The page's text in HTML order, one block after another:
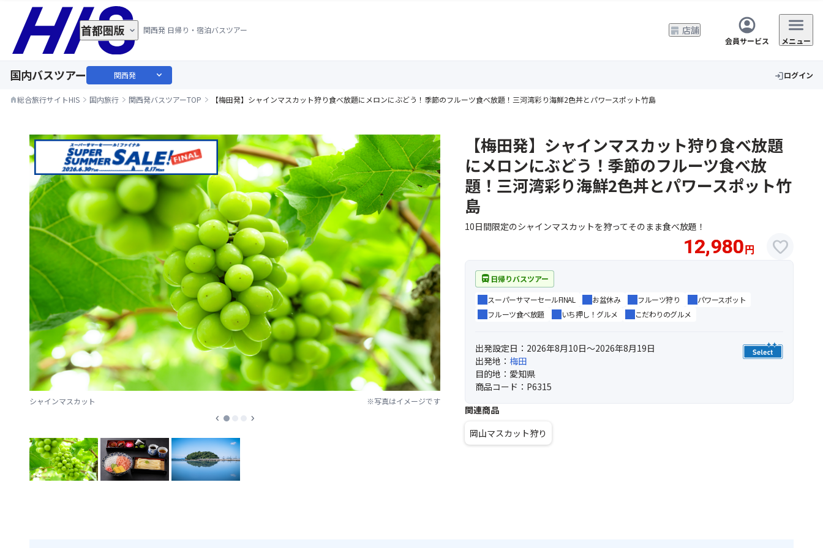
関西発 日帰り・宿泊バスツアー
首都圏版 店舗
会員サービス メニュー
国内バスツアー 関西発 expand_more loginログイン
home総合旅行サイトHIS 国内旅行 関西発バスツアーTOP 【梅田発】シャインマスカット狩り食べ放題にメロンにぶどう！季節のフルーツ食べ放題！三河湾彩り海鮮2色丼とパワースポット竹島
シャインマスカット ※写真はイメージです
chevron_left chevron_right
【梅田発】シャインマスカット狩り食べ放題
にメロンにぶどう！季節のフルーツ食べ放
題！三河湾彩り海鮮2色丼とパワースポット竹
島
10日間限定のシャインマスカットを狩ってそのまま食べ放題！
12,980 円 favorite
directions_bus 日帰りバスツアー
スーパーサマーセールFINAL
お盆休み フルーツ狩り
パワースポット
フルーツ食べ放題
いち押し！グルメ こだわりのグルメ
出発設定日：2026年8月10日～2026年8月19日
出発地： 梅田
目的地：愛知県
商品コード：P6315
関連商品
岡山マスカット狩り